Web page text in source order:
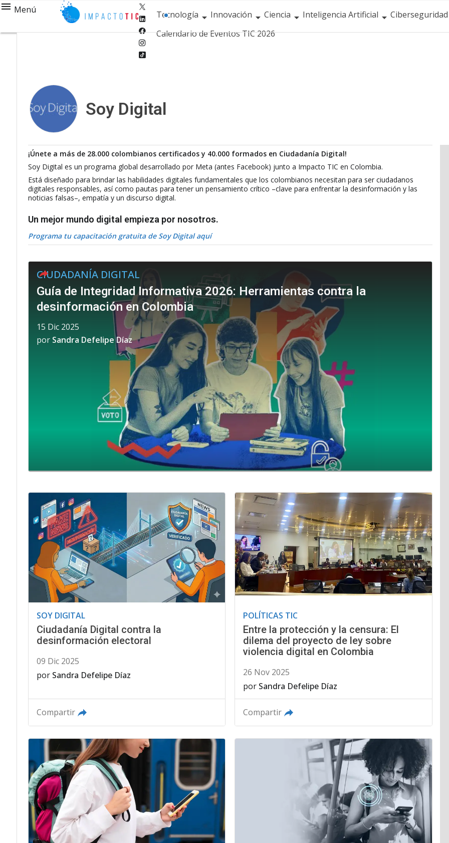
Menú
Linkedin
Facebook
Tecnología Innovación Ciencia Inteligencia Artificial
Ciberseguridad
Calendario de Eventos TIC 2026
Soy Digital
¡Únete a más de 28.000 colombianos certificados y 40.000 formados en Ciudadanía Digital!
Soy Digital es un programa global desarrollado por Meta (antes Facebook) junto a Impacto TIC en Colombia.
Está diseñado para brindar las habilidades digitales fundamentales que los colombianos necesitan para ser ciudadanos
digitales responsables, así como pautas para tener un pensamiento crítico –clave para enfrentar la desinformación y las
noticias falsas–, empatía y un discurso digital.
Un mejor mundo digital empieza por nosotros.
Programa tu capacitación gratuita de Soy Digital aquí
CIUDADANÍA DIGITAL
Guía de Integridad Informativa 2026: Herramientas contra la
desinformación en Colombia
15 Dic 2025
por Sandra Defelipe Díaz
SOY DIGITAL
Ciudadanía Digital contra la
desinformación electoral
09 Dic 2025
por Sandra Defelipe Díaz
Compartir
POLÍTICAS TIC
Entre la protección y la censura: El
dilema del proyecto de ley sobre
violencia digital en Colombia
26 Nov 2025
por Sandra Defelipe Díaz
Compartir